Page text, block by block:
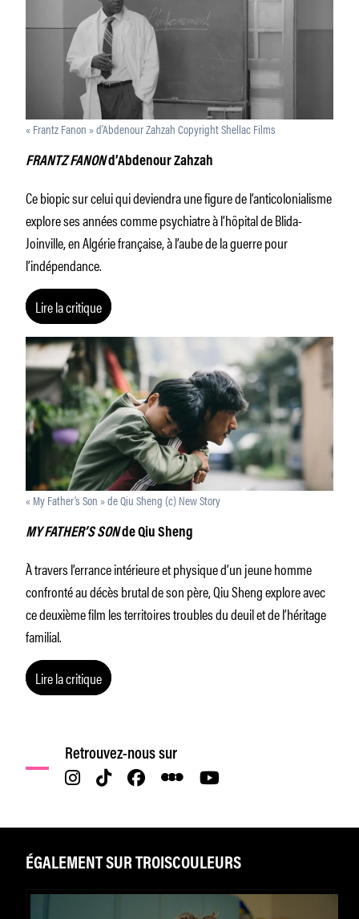
« Frantz Fanon » d’Abdenour Zahzah Copyright Shellac Films
FRANTZ FANONd’Abdenour Zahzah
Ce biopic sur celui qui deviendra une figure de l’anticolonialisme
explore ses années comme psychiatre à l’hôpital de Blida-
Joinville, en Algérie française, à l’aube de la guerre pour
l’indépendance.
Lire la critique
« My Father’s Son » de Qiu Sheng (c) New Story
MY FATHER’S SONde Qiu Sheng
À travers l’errance intérieure et physique d’un jeune homme
confronté au décès brutal de son père, Qiu Sheng explore avec
ce deuxième film les territoires troubles du deuil et de l’héritage
familial.
Lire la critique
Retrouvez-nous sur
ÉGALEMENT SUR TROISCOULEURS